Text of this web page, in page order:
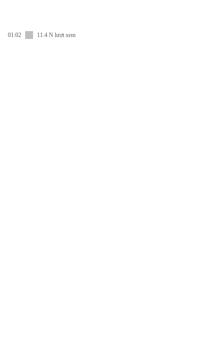
01:02 11.4 N lượt xem